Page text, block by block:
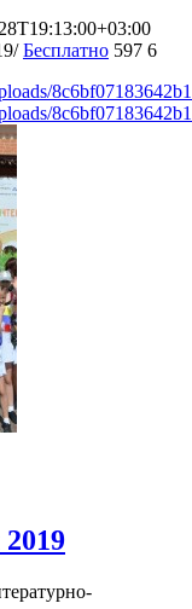
Бесплатно 597 6